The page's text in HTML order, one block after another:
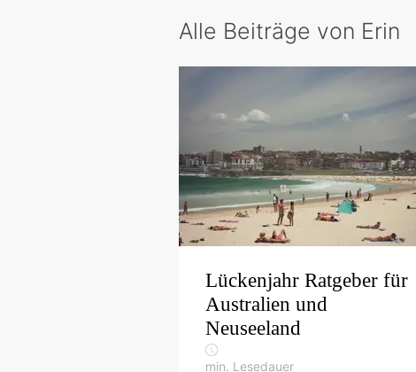
Alle Beiträge von Erin
Lückenjahr Ratgeber für
Australien und
Neuseeland
min. Lesedauer